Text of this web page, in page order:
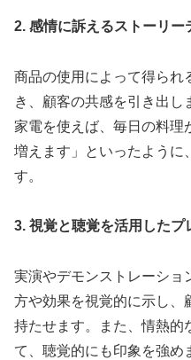
2. 感情に訴えるストーリー
商品の使用によって得られ
き、顧客の共感を引き出し
家電を使えば、毎日の料理
増えます」といったように
す。
3. 視覚と聴覚を活用したプ
実演やデモンストレーショ
方や効果を視覚的に示し、
持たせます。また、情熱的
て、聴覚的にも印象を強め